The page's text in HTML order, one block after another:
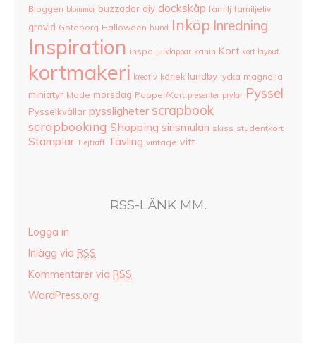
Bloggen blommor buzzador diy dockskåp familj familjeliv
gravid Göteborg Halloween hund Inköp Inredning
Inspiration inspo julklappar kanin Kort kort layout
kortmakeri kreativ kärlek lundby lycka magnolia
miniatyr Mode morsdag Papper/Kort presenter prylar Pyssel
Pysselkvällar pyssligheter scrapbook
scrapbooking Shopping sirismulan skiss studentkort
Stämplar Tjejträff Tävling vintage vitt
RSS-LÄNK MM.
Logga in
Inlägg via RSS
Kommentarer via RSS
WordPress.org